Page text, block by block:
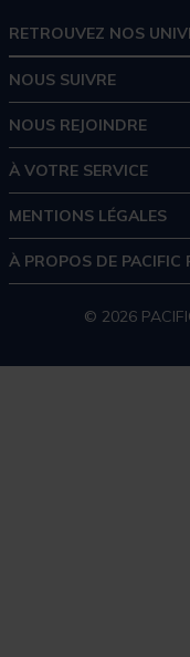
RETROUVEZ NOS
NOUS SUIVRE
NOUS REJOINDRE
À VOTRE SERVICE
MENTIONS LÉGALES
À PROPOS DE PACIFIC
© 2026